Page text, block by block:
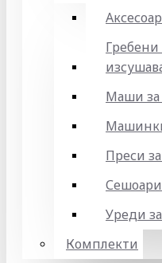
Гребени
Маши за
Преси
Сешоари
Уреди
Комплекти